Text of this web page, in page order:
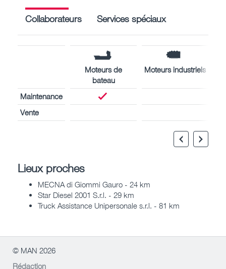
Collaborateurs Services spéciaux
Moteurs de
bateau
Moteurs industriels
Maintenance
Vente
Lieux proches
MECNA di Giommi Gauro - 24 km
Star Diesel 2001 S.r.l. - 29 km
Truck Assistance Unipersonale s.r.l. - 81 km
© MAN 2026
Rédaction